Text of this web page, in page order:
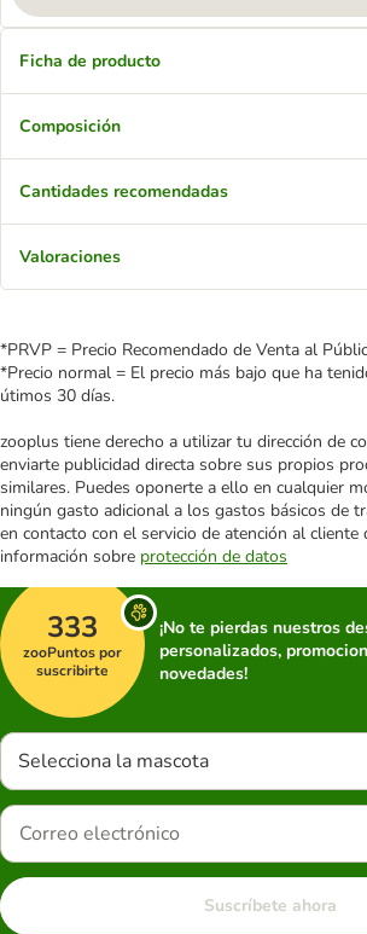
Ficha de producto
Composición
Cantidades recomendadas
Valoraciones
*PRVP = Precio Recomendado de Venta al
*Precio normal = El precio más bajo que ha
útimos 30 días.
zooplus tiene derecho a utilizar tu dirección de
enviarte publicidad directa sobre sus propios
similares. Puedes oponerte a ello en cualquier
ningún gasto adicional a los gastos básicos de
en contacto con el servicio de atención al cliente
información sobre protección de datos
333
zooPuntos por
suscribirte
¡No te pierdas nuestros
personalizados,
novedades!
Selecciona la mascota
Suscríbete ahora